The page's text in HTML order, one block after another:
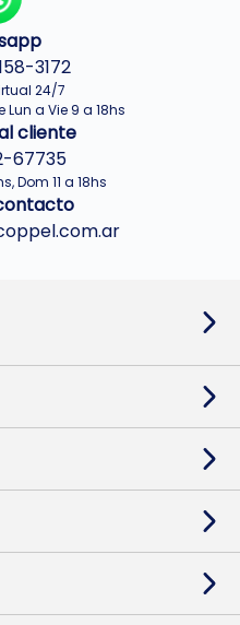
3172
24/7
a Vie 9 a 18hs
cliente
67735
Dom 11 a 18hs